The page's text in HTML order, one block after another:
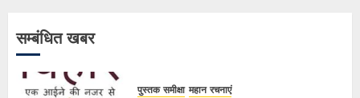
सम्बंधित खबर
पुस्तक समीक्षा महान रचनाएं